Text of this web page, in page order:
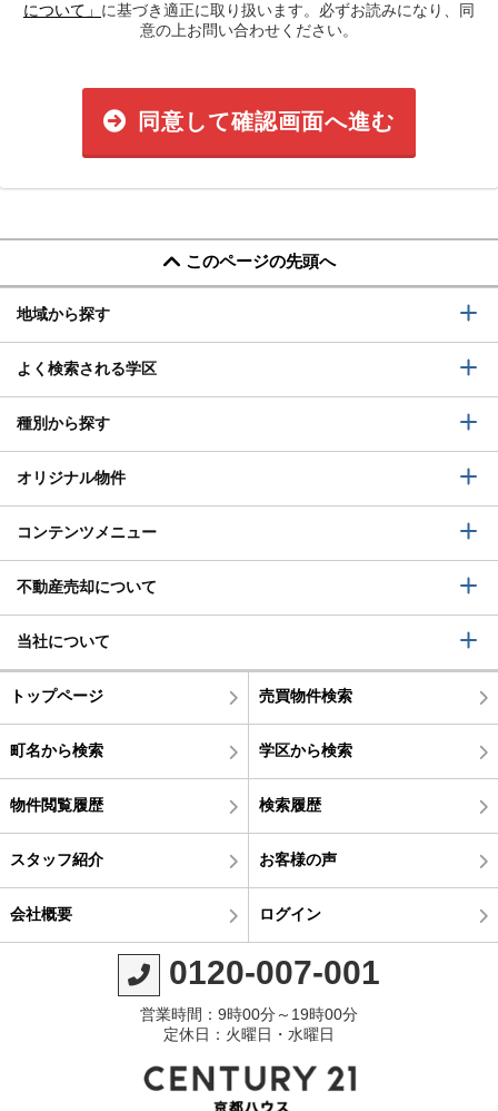
について」 に基づき適正に取り扱います。必ずお読みになり、同
意の上お問い合わせください。
同意して確認画面へ進む
このページの先頭へ
地域から探す
よく検索される学区
種別から探す
オリジナル物件
コンテンツメニュー
不動産売却について
当社について
トップページ 売買物件検索
町名から検索 学区から検索
物件閲覧履歴 検索履歴
スタッフ紹介 お客様の声
会社概要 ログイン
0120-007-001
営業時間：9時00分～19時00分
定休日：火曜日・水曜日